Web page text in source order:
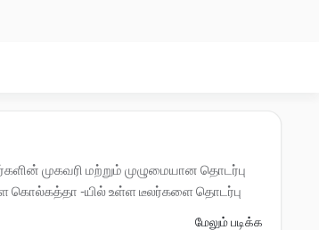
முகவரி மற்றும் முழுமையான தொடர்பு
கொல்கத்தா -யில் உள்ள டீலர்களை தொடர்பு
மேலும் படிக்க